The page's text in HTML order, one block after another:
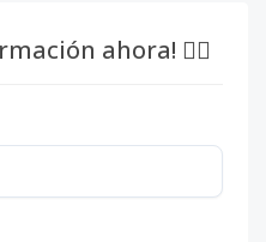
ahora! 👇🏽